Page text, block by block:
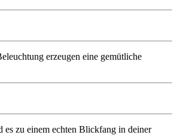
erzeugen eine gemütliche
es zu einem echten Blickfang in deiner